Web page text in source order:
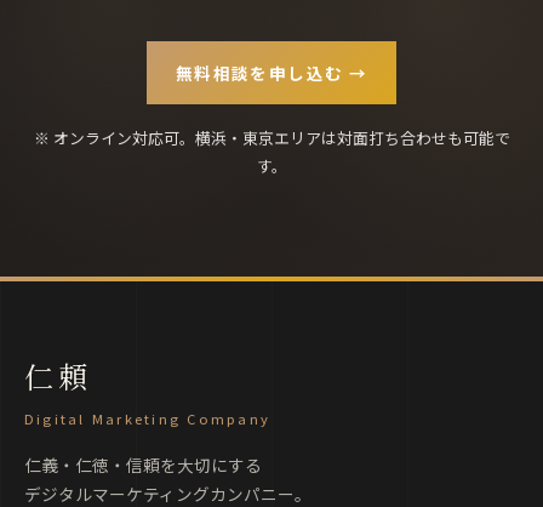
無料相談を申し込む →
※ オンライン対応可。横浜・東京エリアは対面打ち合わせも可能で
す。
仁頼
Digital Marketing Company
仁義・仁徳・信頼を大切にする
デジタルマーケティングカンパニー。